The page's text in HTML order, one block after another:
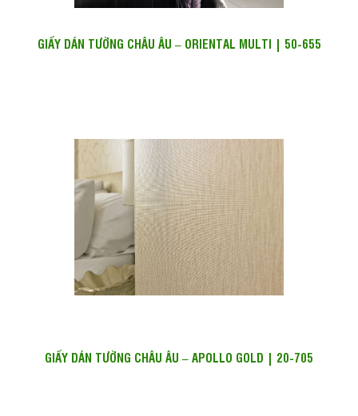
GIẤY DÁN TƯỜNG CHÂU ÂU – ORIENTAL MULTI | 50-655
GIẤY DÁN TƯỜNG CHÂU ÂU – APOLLO GOLD | 20-705